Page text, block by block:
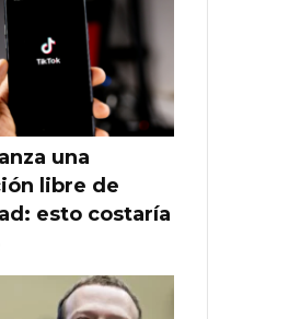
una
libre de
esto costaría